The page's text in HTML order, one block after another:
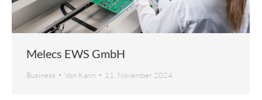
Melecs EWS GmbH
Business Von Karin 11. November 2024